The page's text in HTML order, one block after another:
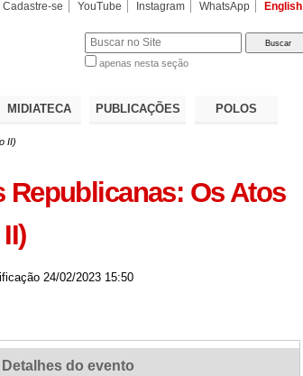
Cadastre-se YouTube Instagram WhatsApp English
apenas nesta seção
MIDIATECA PUBLICAÇÕES POLOS
II)
Os Atos
24/02/2023 15:50
Detalhes do evento